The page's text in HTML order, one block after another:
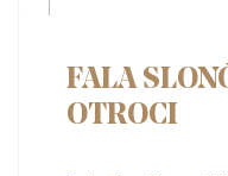
FALA
OTROCI